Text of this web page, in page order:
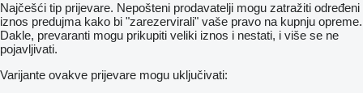
Najčešći tip prijevare. Nepošteni prodavatelji mogu zatražiti određeni
iznos predujma kako bi "zarezervirali" vaše pravo na kupnju opreme.
Dakle, prevaranti mogu prikupiti veliki iznos i nestati, i više se ne
pojavljivati.
Varijante ovakve prijevare mogu uključivati: